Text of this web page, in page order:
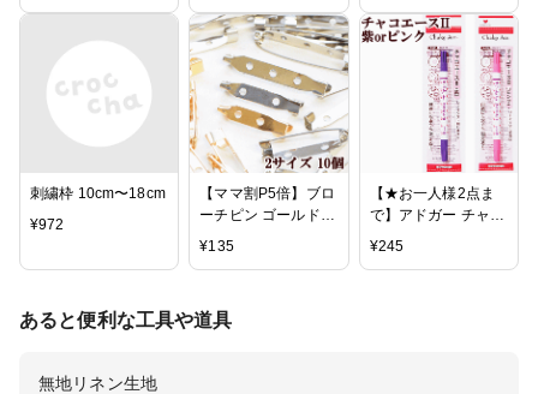
ン/ヘアゴム/ハンド
メイド/デコ/手芸/パ
ーツ/副資材）
ー/綿麻
刺繍枠 10cm〜18cm
¥972
【ママ割P5倍】ブロ
ーチピン ゴールド
¥135
【★お一人様2点ま
で】アドガー チャコ
¥245
あると便利な工具や道具
無地リネン生地